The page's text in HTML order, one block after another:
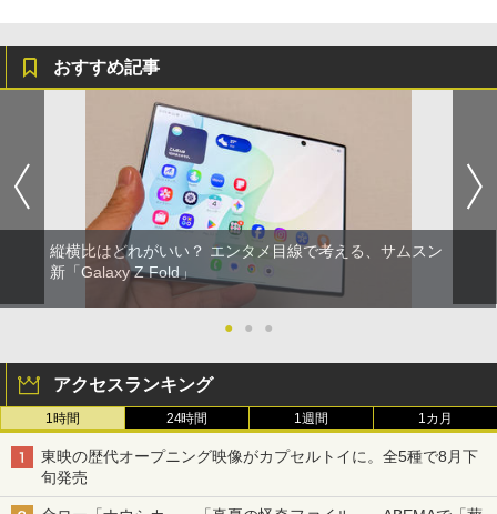
おすすめ記事
縦横比はどれがいい？ エンタメ目線で考える、サムスン
新「Galaxy Z Fold」
● ● ●
アクセスランキング
1時間 24時間 1週間 1カ月
東映の歴代オープニング映像がカプセルトイに。全5種で8月下
旬発売